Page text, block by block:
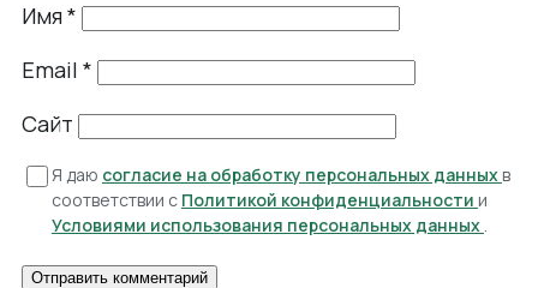
Имя*
Email *
Сайт
Я даю согласие на обработку персональных данных в
соответствии с Политикой конфиденциальности и
Условиями использования персональных данных .